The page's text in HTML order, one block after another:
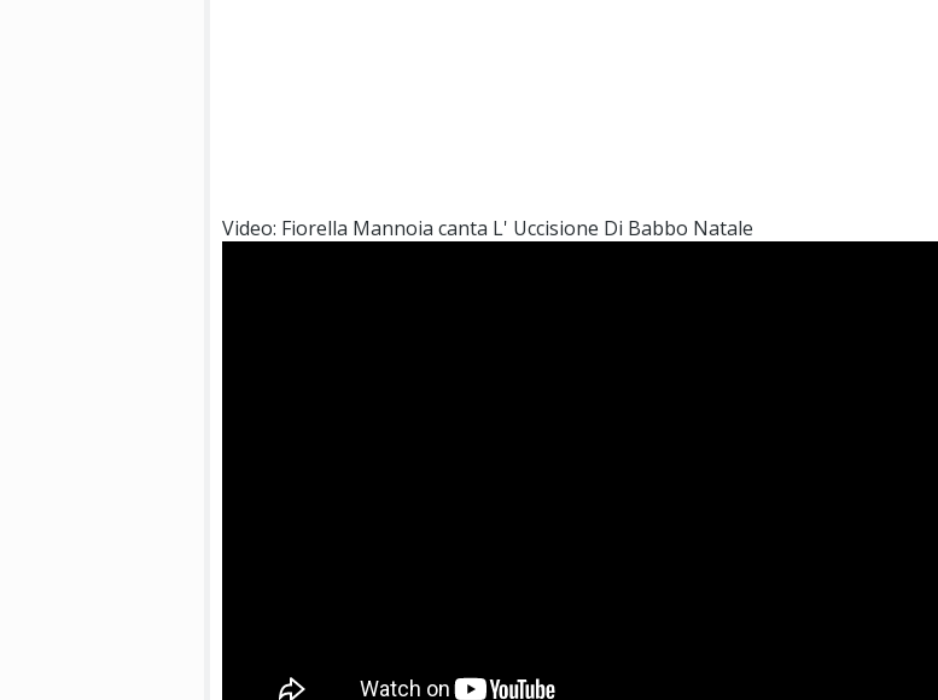
Video: Fiorella Mannoia canta L' Uccisione Di Babbo Natale